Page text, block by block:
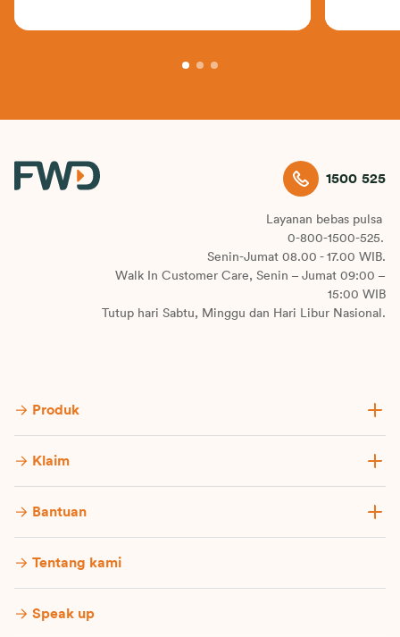
1500 525
Layanan bebas pulsa
0-800-1500-525.
Senin-Jumat 08.00 - 17.00 WIB.
Walk In Customer Care, Senin – Jumat 09:00 –
15:00 WIB
Tutup hari Sabtu, Minggu dan Hari Libur Nasional.
Produk
Klaim
Bantuan
Tentang kami
Speak up